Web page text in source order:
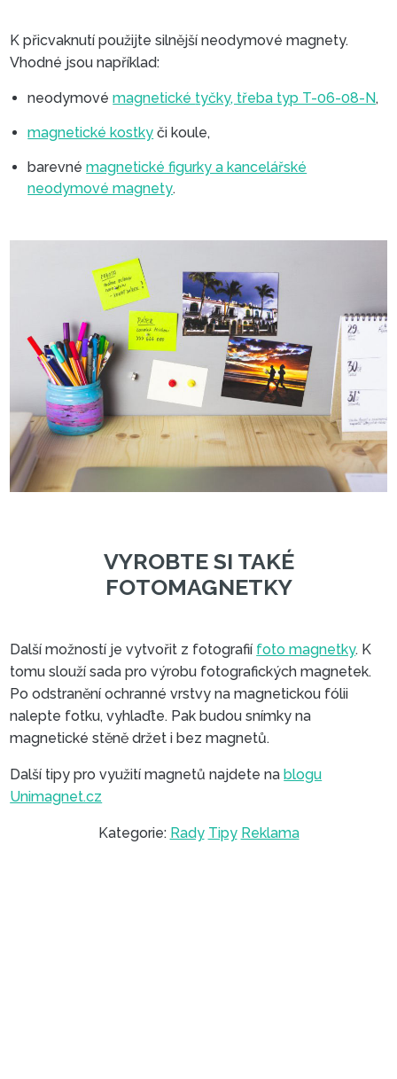
ČÍM FOTOGRAFIE K
STĚNĚ PŘIPEVNIT?
K přicvaknutí použijte silnější neodymové magnety.
Vhodné jsou například:
neodymové magnetické tyčky, třeba typ T-06-08-N,
magnetické kostky či koule,
barevnémagnetické figurky a kancelářské
neodymové magnety.
Další možností je vytvořit z fotografií foto magnetky. K
tomu slouží sada pro výrobu fotografických magnetek.
Po odstranění ochranné vrstvy na magnetickou fólii
nalepte fotku, vyhlaďte. Pak budou snímky na
magnetické stěně držet i bez magnetů.
Další tipy pro využití magnetů najdete nablogu
Unimagnet.cz
Kategorie: Rady Tipy Reklama